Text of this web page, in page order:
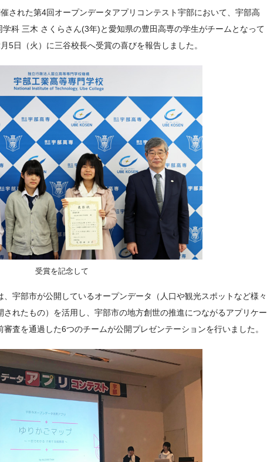
された第4回オープンデータアプリコンテスト宇部において、宇部高
科 三木 さくらさん(3年)と愛知県の豊田高専の学生がチームとなって
5日（火）に三谷校長へ受賞の喜びを報告しました。
受賞を記念して
宇部市が公開しているオープンデータ（人口や観光スポットなど様々
れたもの）を活用し、宇部市の地方創世の推進につながるアプリケー
査を通過した6つのチームが公開プレゼンテーションを行いました。